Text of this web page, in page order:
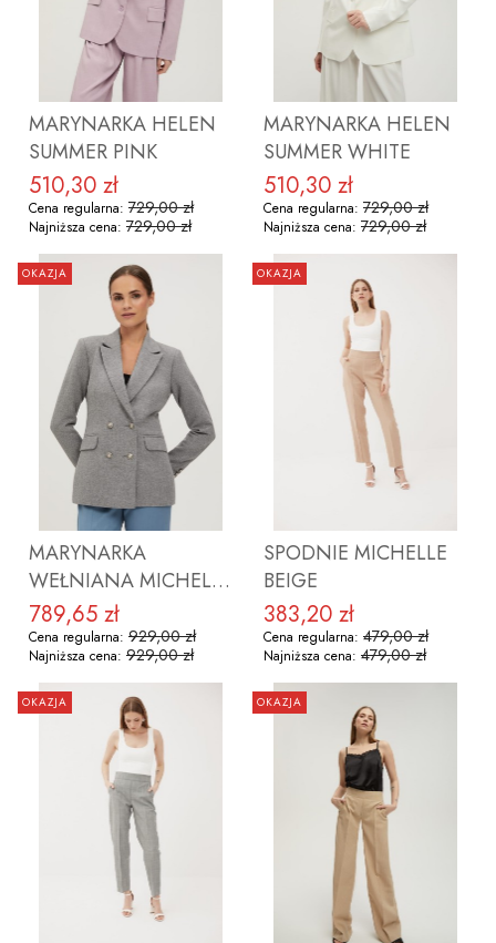
ZOBACZ PRODUKT ZOBACZ PRODUKT
MARYNARKA HELEN
SUMMER PINK
Cena promocyjna
510,30 zł
Cena regularna: 729,00 zł
Najniższa cena: 729,00 zł
ZOBACZ PRODUKT
MARYNARKA HELEN
SUMMER WHITE
Cena promocyjna
510,30 zł
Cena regularna: 729,00 zł
Najniższa cena: 729,00 zł
ZOBACZ PRODUKT
OKAZJA
MARYNARKA
WEŁNIANA MICHELLE
GRAY
Cena promocyjna
789,65 zł
Cena regularna: 929,00 zł
Najniższa cena: 929,00 zł
ZOBACZ PRODUKT
OKAZJA
SPODNIE MICHELLE
BEIGE
Cena promocyjna
383,20 zł
Cena regularna: 479,00 zł
Najniższa cena: 479,00 zł
ZOBACZ PRODUKT
OKAZJA OKAZJA